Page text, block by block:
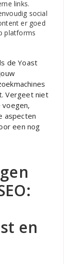
links.
social
er goed
platforms
de Yoast
Vergeet niet
aspecten
een nog
en